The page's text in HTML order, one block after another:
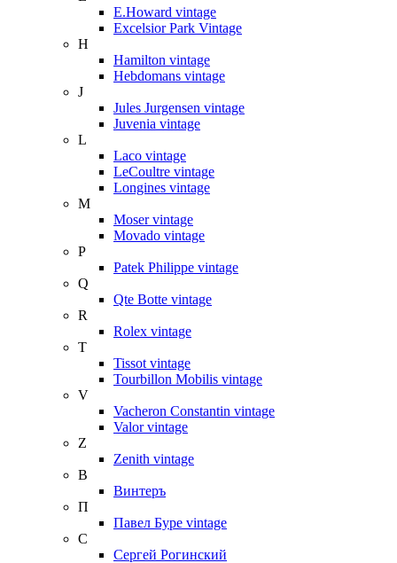
E.Howard vintage
Excelsior Park Vintage
H
Hamilton vintage
Hebdomans vintage
J
Jules Jurgensen vintage
Juvenia vintage
L
Laco vintage
LeCoultre vintage
Longines vintage
M
Moser vintage
Movado vintage
P
Patek Philippe vintage
Q
Qte Botte vintage
R
Rolex vintage
T
Tissot vintage
Tourbillon Mobilis vintage
V
Vacheron Constantin vintage
Valor vintage
Z
Zenith vintage
В
Винтеръ
П
Павел Буре vintage
С
Сергей Рогинский